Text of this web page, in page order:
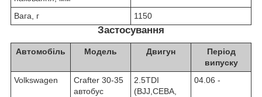
Вага, г 1150
Застосування
Автомобіль Модель Двигун
Період
випуску
Volkswagen
Crafter 30-35
автобус
2.5TDI
(BJJ,CEBA,
04.06 -